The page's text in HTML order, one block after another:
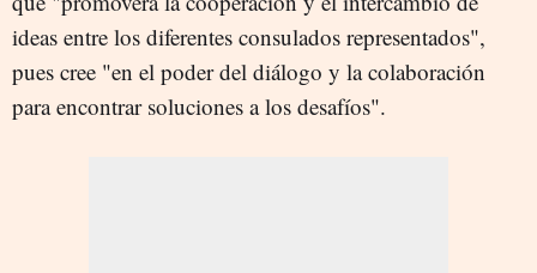
ideas entre los diferentes consulados representados",
pues cree "en el poder del diálogo y la colaboración
para encontrar soluciones a los desafíos".